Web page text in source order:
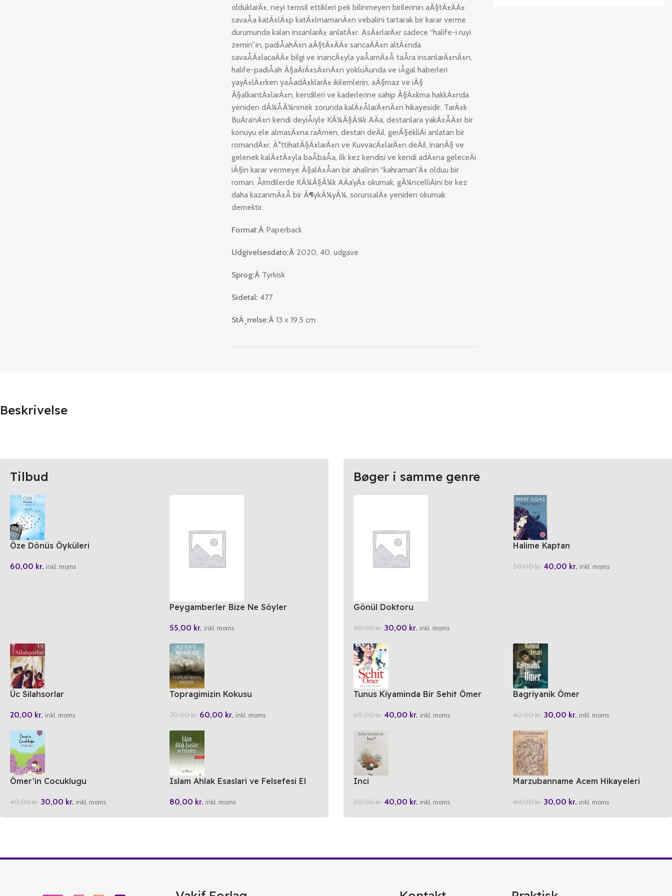
olduklarÄ±, neyi temsil ettikleri pek bilinmeyen birilerinin aÃ§tÄ±ÄÄ±
savaÅa katÄ±lÄ±p katÄ±lmamanÄ±n vebalini tartarak bir karar verme
durumunda kalan insanlarÄ± anlatÄ±r. AsÄ±rlarÄ±r sadece “halife-i ruyi
zemin”in, padiÅahÄ±n aÃ§tÄ±ÄÄ± sancaÄÄ±n altÄ±nda
savaÅÄ±lacaÄÄ± bilgi ve inancÄ±yla yaÅamÄ±Å taÅra insanlarÄ±nÄ±n,
halife-padiÅah Ã§aÄrÄ±sÄ±nÄ±n yokluÄunda ve iÅgal haberleri
yayÄ±lÄ±rken yaÅadÄ±klarÄ± ikilemlerin, aÃ§maz ve iÃ§
Ã§alkantÄ±larÄ±n, kendileri ve kaderlerine sahip Ã§Ä±kma hakkÄ±nda
yeniden dÃ¼ÅÃ¼nmek zorunda kalÄ±ÅlarÄ±nÄ±n hikayesidir. TarÄ±k
BuÄra’nÄ±n kendi deyiÅiyle KÃ¼Ã§Ã¼k AÄa, destanlara yakÄ±ÅÄ±r bir
konuyu ele almasÄ±na raÄmen, destan deÄil, gerÃ§ekliÄi anlatan bir
romandÄ±r. Ä°ttihatÃ§Ä±larÄ±n ve KuvvacÄ±larÄ±n deÄil, inanÃ§ ve
gelenek kalÄ±tÄ±yla baÅbaÅa, ilk kez kendisi ve kendi adÄ±na geleceÄi
iÃ§in karar vermeye Ã§alÄ±Åan bir ahalinin “kahraman”Ä± olduu bir
roman. Åimdilerde KÃ¼Ã§Ã¼k AÄa’yÄ± okumak, gÃ¼ncelliÄini bir kez
daha kazanmÄ±Å bir Ã¶ykÃ¼yÃ¼, sorunsalÄ± yeniden okumak
demektir.
Format:Â Paperback
Udgivelsesdato:Â 2020, 40. udgave
Sprog:Â Tyrkisk
Sidetal: 477
StÃ¸rrelse:Â 13 x 19,5 cm
Beskrivelse
Tilbud
Öze Dönüs Öyküleri
60,00 kr. inkl. moms
Peygamberler Bize Ne Söyler
55,00 kr. inkl. moms
Üc Silahsorlar
20,00 kr. inkl. moms
Topragimizin Kokusu
70,00kr. 60,00 kr. inkl. moms
Ömer’in Cocuklugu
40,00kr. 30,00 kr. inkl. moms
Islam Ahlak Esaslari ve Felsefesi El
80,00 kr. inkl. moms
Bøger i samme genre
Gönül Doktoru
40,00kr. 30,00 kr. inkl. moms
Halime Kaptan
50,00kr. 40,00 kr. inkl. moms
Tunus Kiyaminda Bir Sehit Ömer
60,00kr. 40,00 kr. inkl. moms
Bagriyanik Ömer
40,00kr. 30,00 kr. inkl. moms
Inci
50,00kr. 40,00 kr. inkl. moms
Marzubanname Acem Hikayeleri
40,00kr. 30,00 kr. inkl. moms